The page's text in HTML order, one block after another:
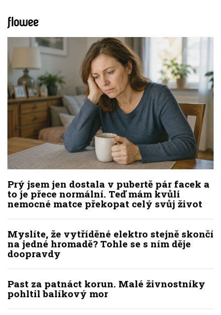
Prý jsem jen dostala v pubertě pár facek a
to je přece normální. Teď mám kvůli
nemocné matce překopat celý svůj život
Myslíte, že vytříděné elektro stejně skončí
na jedné hromadě? Tohle se s ním děje
doopravdy
Past za patnáct korun. Malé živnostníky
pohltil balíkový mor